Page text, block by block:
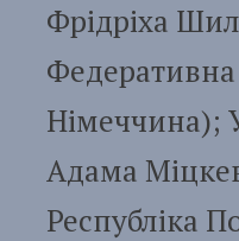
Фрідріха
Федеративна
Німеччина);
Адама
Республіка